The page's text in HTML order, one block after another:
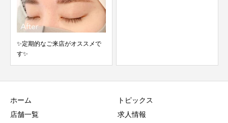
ホーム
店舗一覧
トピックス
求人情報